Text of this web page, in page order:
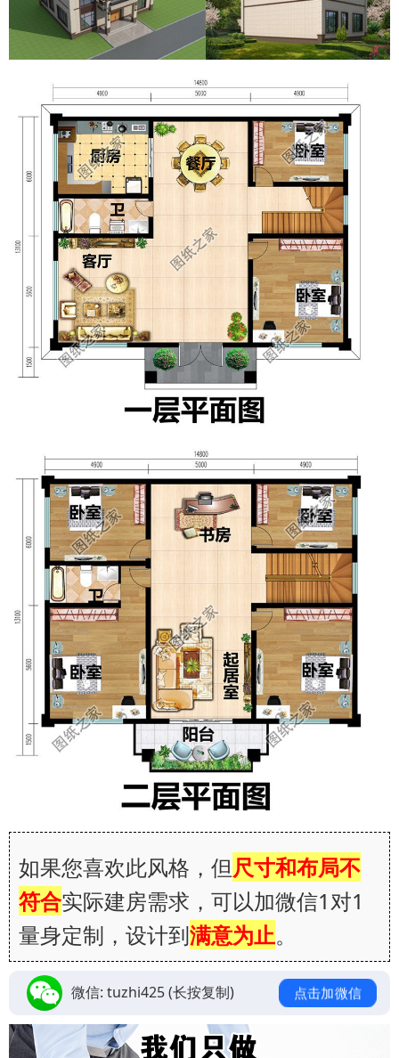
如果您喜欢此风格，但尺寸和布局不
符合实际建房需求，可以加微信1对1
量身定制，设计到满意为止。
微信: tuzhi425(长按复制) 点击加微信